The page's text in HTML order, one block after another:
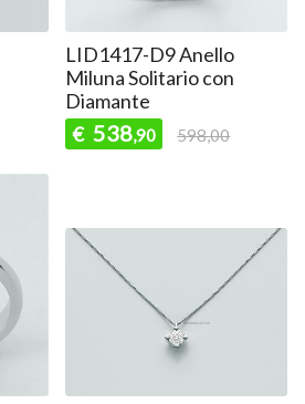
LID1417-D9 Anello
Miluna Solitario con
Diamante
€ 538,90 598,00